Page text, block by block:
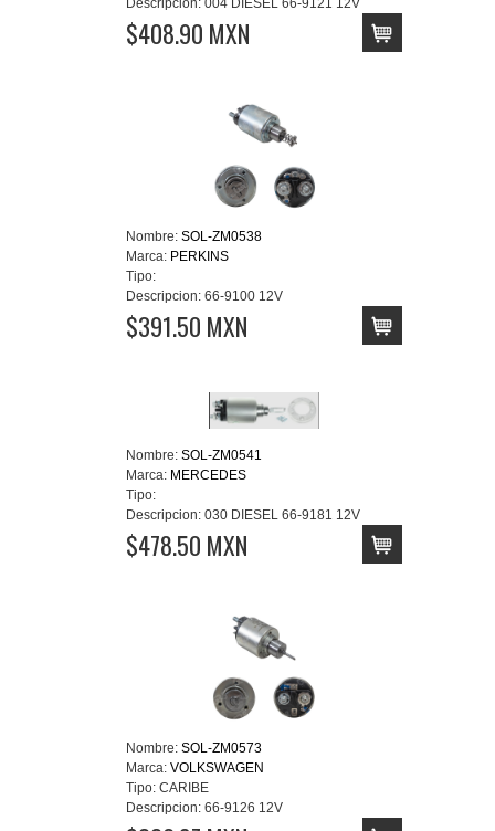
Descripcion: 004 DIESEL 66-9121 12V
$408.90 MXN
Nombre: SOL-ZM0538
Marca: PERKINS
Tipo:
Descripcion: 66-9100 12V
$391.50 MXN
Nombre: SOL-ZM0541
Marca: MERCEDES
Tipo:
Descripcion: 030 DIESEL 66-9181 12V
$478.50 MXN
Nombre: SOL-ZM0573
Marca: VOLKSWAGEN
Tipo: CARIBE
Descripcion: 66-9126 12V